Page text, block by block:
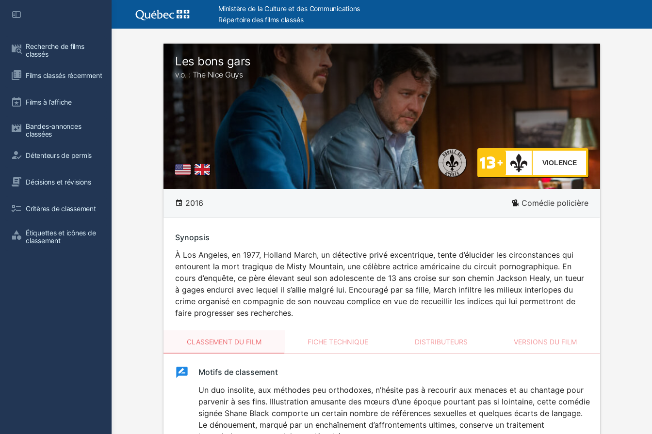
Recherche de films
classés
Films classés récemment
Films à l’affiche
Bandes-annonces
classées
Détenteurs de permis
Décisions et révisions
Critères de classement
Étiquettes et icônes de
classement
Ministère de la Culture et des Communications
Répertoire des films classés
Les bons gars
v.o. : The Nice Guys
VIOLENCE
2016 Comédie policière
Synopsis
À Los Angeles, en 1977, Holland March, un détective privé excentrique, tente d’élucider les circonstances qui
entourent la mort tragique de Misty Mountain, une célèbre actrice américaine du circuit pornographique. En
cours d’enquête, ce père élevant seul son adolescente de 13 ans croise sur son chemin Jackson Healy, un tueur
à gages endurci avec lequel il s’allie malgré lui. Encouragé par sa fille, March infiltre les milieux interlopes du
crime organisé en compagnie de son nouveau complice en vue de recueillir les indices qui lui permettront de
faire progresser ses recherches.
CLASSEMENT DU FILM FICHE TECHNIQUE DISTRIBUTEURS VERSIONS DU FILM
ClassementClassement
VIOLENCE
Motifs de classement
Un duo insolite, aux méthodes peu orthodoxes, n’hésite pas à recourir aux menaces et au chantage pour
parvenir à ses fins. Illustration amusante des mœurs d’une époque pourtant pas si lointaine, cette comédie
signée Shane Black comporte un certain nombre de références sexuelles et quelques écarts de langage.
Le dénouement, marqué par un enchaînement d’affrontements ultimes, conserve un traitement